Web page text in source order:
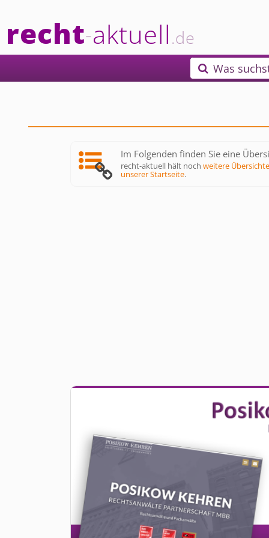
recht-aktuell.de
 Was
Im Folgenden finden Sie eine
recht-aktuell hält nochweitere
unserer Startseite.